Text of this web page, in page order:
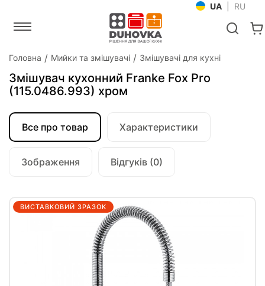
UA RU
Головна Мийки та змішувачі Змішувачі для кухні
Змішувач кухонний Franke Fox Pro
(115.0486.993) хром
Все про товар Характеристики
Зображення Відгуків (0)
ВИСТАВКОВИЙ ЗРАЗОК